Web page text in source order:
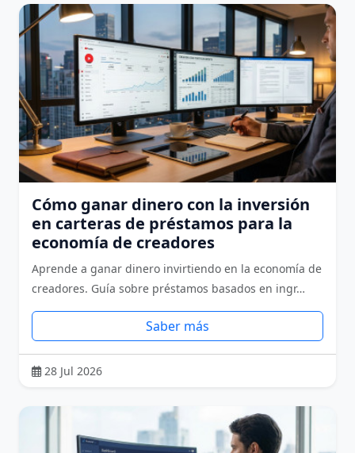
Cómo ganar dinero con la inversión
en carteras de préstamos para la
economía de creadores
Aprende a ganar dinero invirtiendo en la economía de
creadores. Guía sobre préstamos basados en ingr…
Saber más
28 Jul 2026